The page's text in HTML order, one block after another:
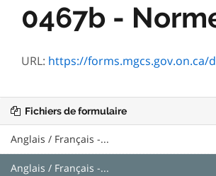
0467b -
URL: https://forms.mgcs.gov.on.ca/dataset/93a8d1e4-0dd3-4907-981c-8cbdb04d763c/resource/443472a6-dcdc-
Fichiers de formulaire
Anglais / Français -...
Anglais / Français -...